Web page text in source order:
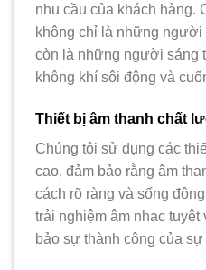
nhu cầu của khách hàng.
không chỉ là những người
còn là những người sáng
không khí sôi động và
Thiết bị âm thanh chất
Chúng tôi sử dụng các
cao, đảm bảo rằng âm
cách rõ ràng và sống
trải nghiệm âm nhạc
bảo sự thành công của sự